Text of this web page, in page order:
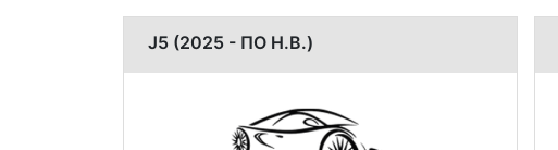
J5 (2025 - ПО Н.В.)